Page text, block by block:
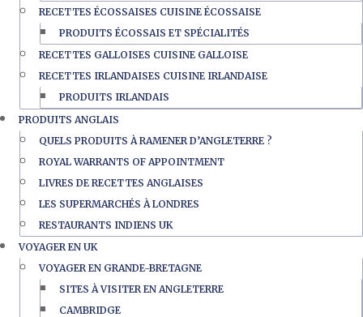
RECETTES ÉCOSSAISES CUISINE ÉCOSSAISE
PRODUITS ÉCOSSAIS ET SPÉCIALITÉS
RECETTES GALLOISES CUISINE GALLOISE
RECETTES IRLANDAISES CUISINE IRLANDAISE
PRODUITS IRLANDAIS
PRODUITS ANGLAIS
QUELS PRODUITS À RAMENER D’ANGLETERRE ?
ROYAL WARRANTS OF APPOINTMENT
LIVRES DE RECETTES ANGLAISES
LES SUPERMARCHÉS À LONDRES
RESTAURANTS INDIENS UK
VOYAGER EN UK
VOYAGER EN GRANDE-BRETAGNE
SITES À VISITER EN ANGLETERRE
CAMBRIDGE